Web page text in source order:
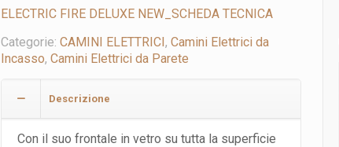
ELECTRIC FIRE DELUXE NEW_SCHEDA TECNICA
Categorie:CAMINI ELETTRICI,Camini Elettrici da
Incasso,Camini Elettrici da Parete
Descrizione
Con il suo frontale in vetro su tutta la superficie